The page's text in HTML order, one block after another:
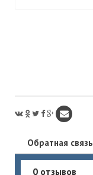
Обратная связь
0 отзывов